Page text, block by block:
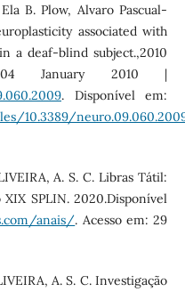
B. Plow, Alvaro Pascual-
associated with
a deaf-blind subject.,2010
January 2010 |
. Disponível em:
10.3389/
A. S. C. Libras Tátil:
SPLIN. 2020.Disponível
anais/. Acesso em: 29
A. S. C. Investigação